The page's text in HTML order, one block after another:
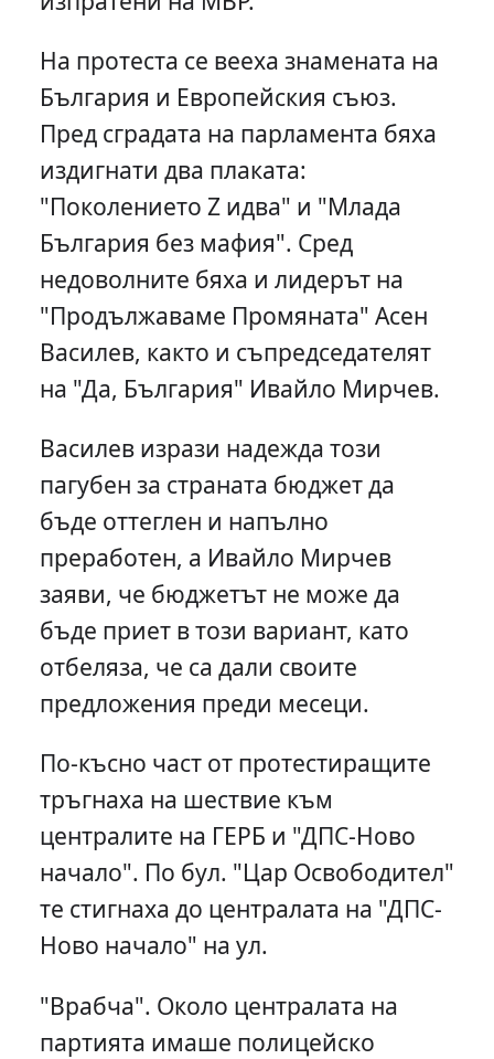
На протеста се вееха знамената на
България и Европейския съюз.
Пред сградата на парламента бяха
издигнати два плаката:
"Поколението Z идва" и "Млада
България без мафия". Сред
недоволните бяха и лидерът на
"Продължаваме Промяната" Асен
Василев, както и съпредседателят
на "Да, България" Ивайло Мирчев.
Василев изрази надежда този
пагубен за страната бюджет да
бъде оттеглен и напълно
преработен, а Ивайло Мирчев
заяви, че бюджетът не може да
бъде приет в този вариант, като
отбеляза, че са дали своите
предложения преди месеци.
По-късно част от протестиращите
тръгнаха на шествие към
централите на ГЕРБ и "ДПС-Ново
начало". По бул. "Цар Освободител"
те стигнаха до централата на "ДПС-
Ново начало" на ул.
"Врабча". Около централата на
партията имаше полицейско